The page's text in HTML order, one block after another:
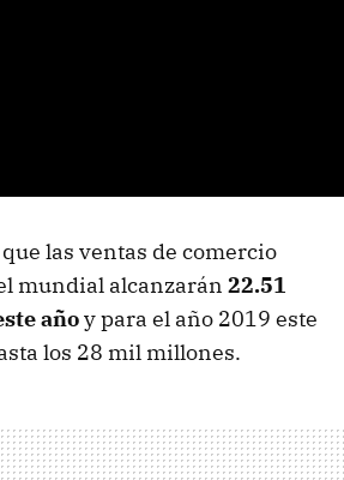
las ventas de comercio
mundial alcanzarán 22.51
añoy para el año 2019 este
los 28 mil millones.